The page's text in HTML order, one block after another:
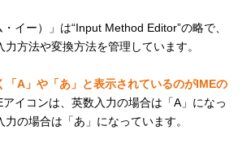
・イー）」は“Input Method Editor”の略で、
方法や変換方法を管理しています。
「A」や「あ」と表示されているのがIMEの
アイコンは、英数入力の場合は「A」になっ
の場合は「あ」になっています。